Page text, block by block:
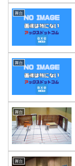
舞台
舞台
舞台
舞台